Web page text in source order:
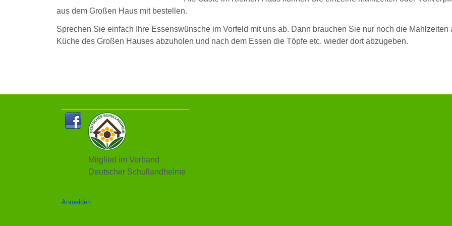
aus dem Großen Haus mit bestellen.
Sprechen Sie einfach Ihre Essenswünsche im Vorfeld mit uns ab. Dann brauchen Sie nur noch die Mahlzeiten
Küche des Großen Hauses abzuholen und nach dem Essen die Töpfe etc. wieder dort abzugeben.
Mitglied im Verband
Deutscher Schullandheime
Anmelden